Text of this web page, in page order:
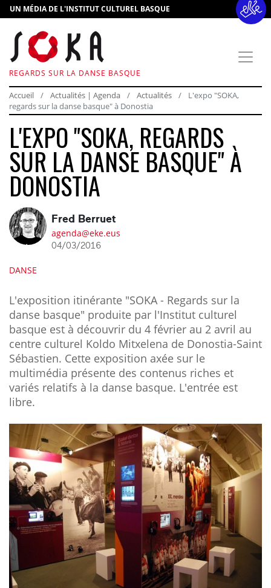
UN MÉDIA DE L'INSTITUT CULTUREL BASQUE
REGARDS SUR LA DANSE BASQUE
Accueil Actualités | Agenda Actualités
L'expo "SOKA,
regards sur la danse basque" à Donostia
L'EXPO "SOKA, REGARDS
SUR LA DANSE BASQUE" À
DONOSTIA
Fred Berruet
agenda@eke.eus
04/03/2016
DANSE
L'exposition itinérante "SOKA - Regards sur la
danse basque" produite par l'Institut culturel
basque est à découvrir du 4 février au 2 avril au
centre culturel Koldo Mitxelena de Donostia-Saint
Sébastien. Cette exposition axée sur le
multimédia présente des contenus riches et
variés relatifs à la danse basque. L'entrée est
libre.